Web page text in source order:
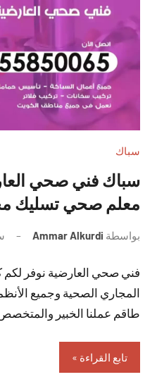
سباك
معلم صحي تسليك
بواسطة Ammar Alkurdi
فني صحي العارضية نوفر
المجاري الصحية وجميع
طاقم عملنا الخبير
تابع القراءة